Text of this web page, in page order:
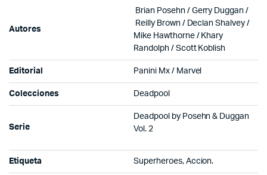
Autores
Brian Posehn / Gerry Duggan/
Reilly Brown / Declan Shalvey /
Mike Hawthorne / Khary
Randolph / Scott Koblish
Editorial Panini Mx / Marvel
Colecciones Deadpool
Serie
Deadpool by Posehn & Duggan
Vol. 2
Etiqueta Superheroes, Accion.